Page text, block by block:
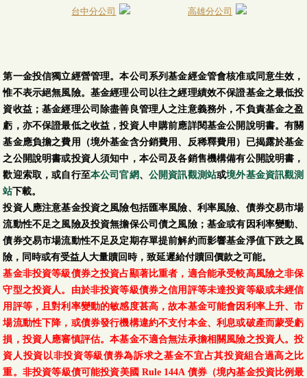
台中分公司 高雄分公司
第一金投信獨立經營管理。本公司系列基金經金管會核准或同意生效，
惟不表示絕無風險。基金經理公司以往之經理績效不保證基金之最低投
資收益；基金經理公司除盡善良管理人之注意義務外，不負責基金之盈
虧，亦不保證最低之收益，投資人申購前應詳閱基金公開說明書。有關
基金應負擔之費用（境外基金含分銷費用、反稀釋費用）已揭露於基金
之公開說明書或投資人須知中，本公司及各銷售機構備有公開說明書，
歡迎索取，或自行至本公司官網、 公開資訊觀測站或境外基金資訊觀測
站下載。
投資人應注意基金投資之風險包括匯率風險、利率風險、債券交易市場
流動性不足之風險及投資無擔保公司債之風險；基金或有因利率變動、
債券交易市場流動性不足及定期存單提前解約而影響基金淨值下跌之風
險，同時或有受益人大量贖回時，致延遲給付贖回價款之可能。
基金非投資等級債券之投資占顯著比重者，適合能承受較高風險之非保
守型之投資人。由於非投資等級債券之信用評等未達投資等級或未經信
用評等，且對利率變動的敏感度甚高，故本基金可能會因利率上升、市
場流動性下降，或債券發行機構違約不支付本金、利息或破產而蒙受虧
損，投資人應審慎評估。本基金不適合無法承擔相關風險之投資人。投
資人投資以非投資等級債券為訴求之基金不宜占其投資組合過高之比
重。非投資等級債可能投資美國 Rule 144A 債券（境內基金投資比例最